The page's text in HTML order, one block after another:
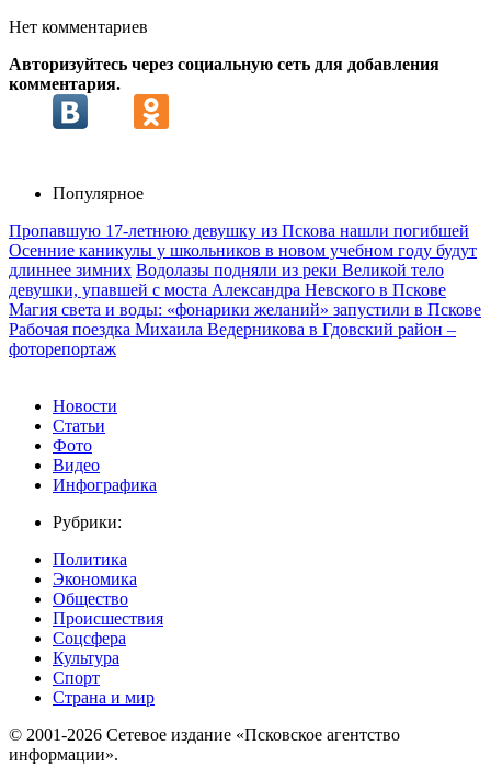
Нет комментариев
Авторизуйтесь через социальную сеть для добавления
комментария.
Популярное
Пропавшую 17-летнюю девушку из Пскова нашли погибшей
Осенние каникулы у школьников в новом учебном году будут
длиннее зимних Водолазы подняли из реки Великой тело
девушки, упавшей с моста Александра Невского в Пскове
Магия света и воды: «фонарики желаний» запустили в Пскове
Рабочая поездка Михаила Ведерникова в Гдовский район –
фоторепортаж
Новости
Статьи
Фото
Видео
Инфографика
Рубрики:
Политика
Экономика
Общество
Происшествия
Соцсфера
Культура
Спорт
Страна и мир
© 2001-2026 Сетевое издание «Псковское агентство
информации».